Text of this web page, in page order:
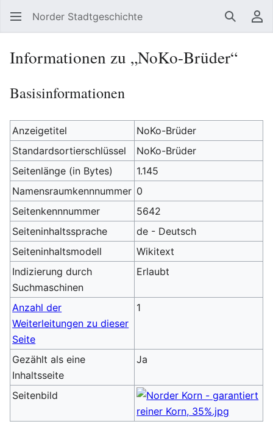
Norder Stadtgeschichte Suchen
Informationen zu „NoKo-Brüder“
Basisinformationen
Anzeigetitel
NoKo-Brüder
Standardsortierschlüssel
NoKo-Brüder
Seitenlänge (in Bytes)
1.145
Namensraumkennnummer 0
Seitenkennnummer
5642
Seiteninhaltssprache
de - Deutsch
Seiteninhaltsmodell
Wikitext
Indizierung durch
Suchmaschinen
Erlaubt
Anzahl der
Weiterleitungen zu dieser
Seite
1
Gezählt als eine
Inhaltsseite
Ja
Seitenbild